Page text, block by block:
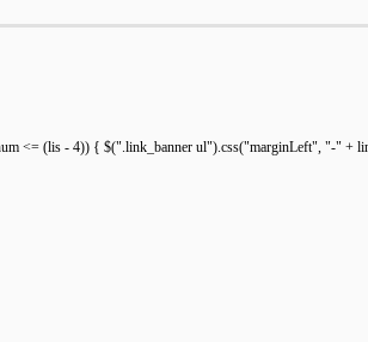
<= (lis - 4)) { $(".link_banner ul").css("marginLeft", "-"